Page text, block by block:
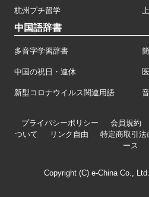
杭州プチ留学
中国語辞書
多音字学習辞書
中国の祝日・連休
新型コロナウイルス関連用語
プライバシーポリシー 会員規約
ついて
リンク自由 特定商取引法
ース
Copyright (C) e-China Co.,